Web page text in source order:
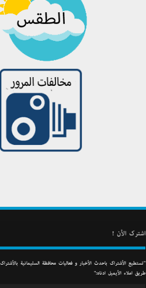
أشترك الأن !
"تستطيع الأشتراك بأحدث الأخبار و فعاليات محافظة السليمانية
طريق أملاء الأيميل أدناه:"